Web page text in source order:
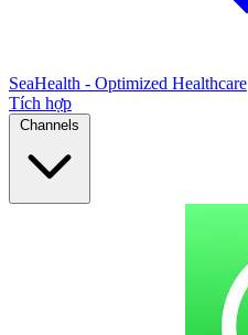
SeaHealth - Optimized Healthcare
Tích hợp
Channels